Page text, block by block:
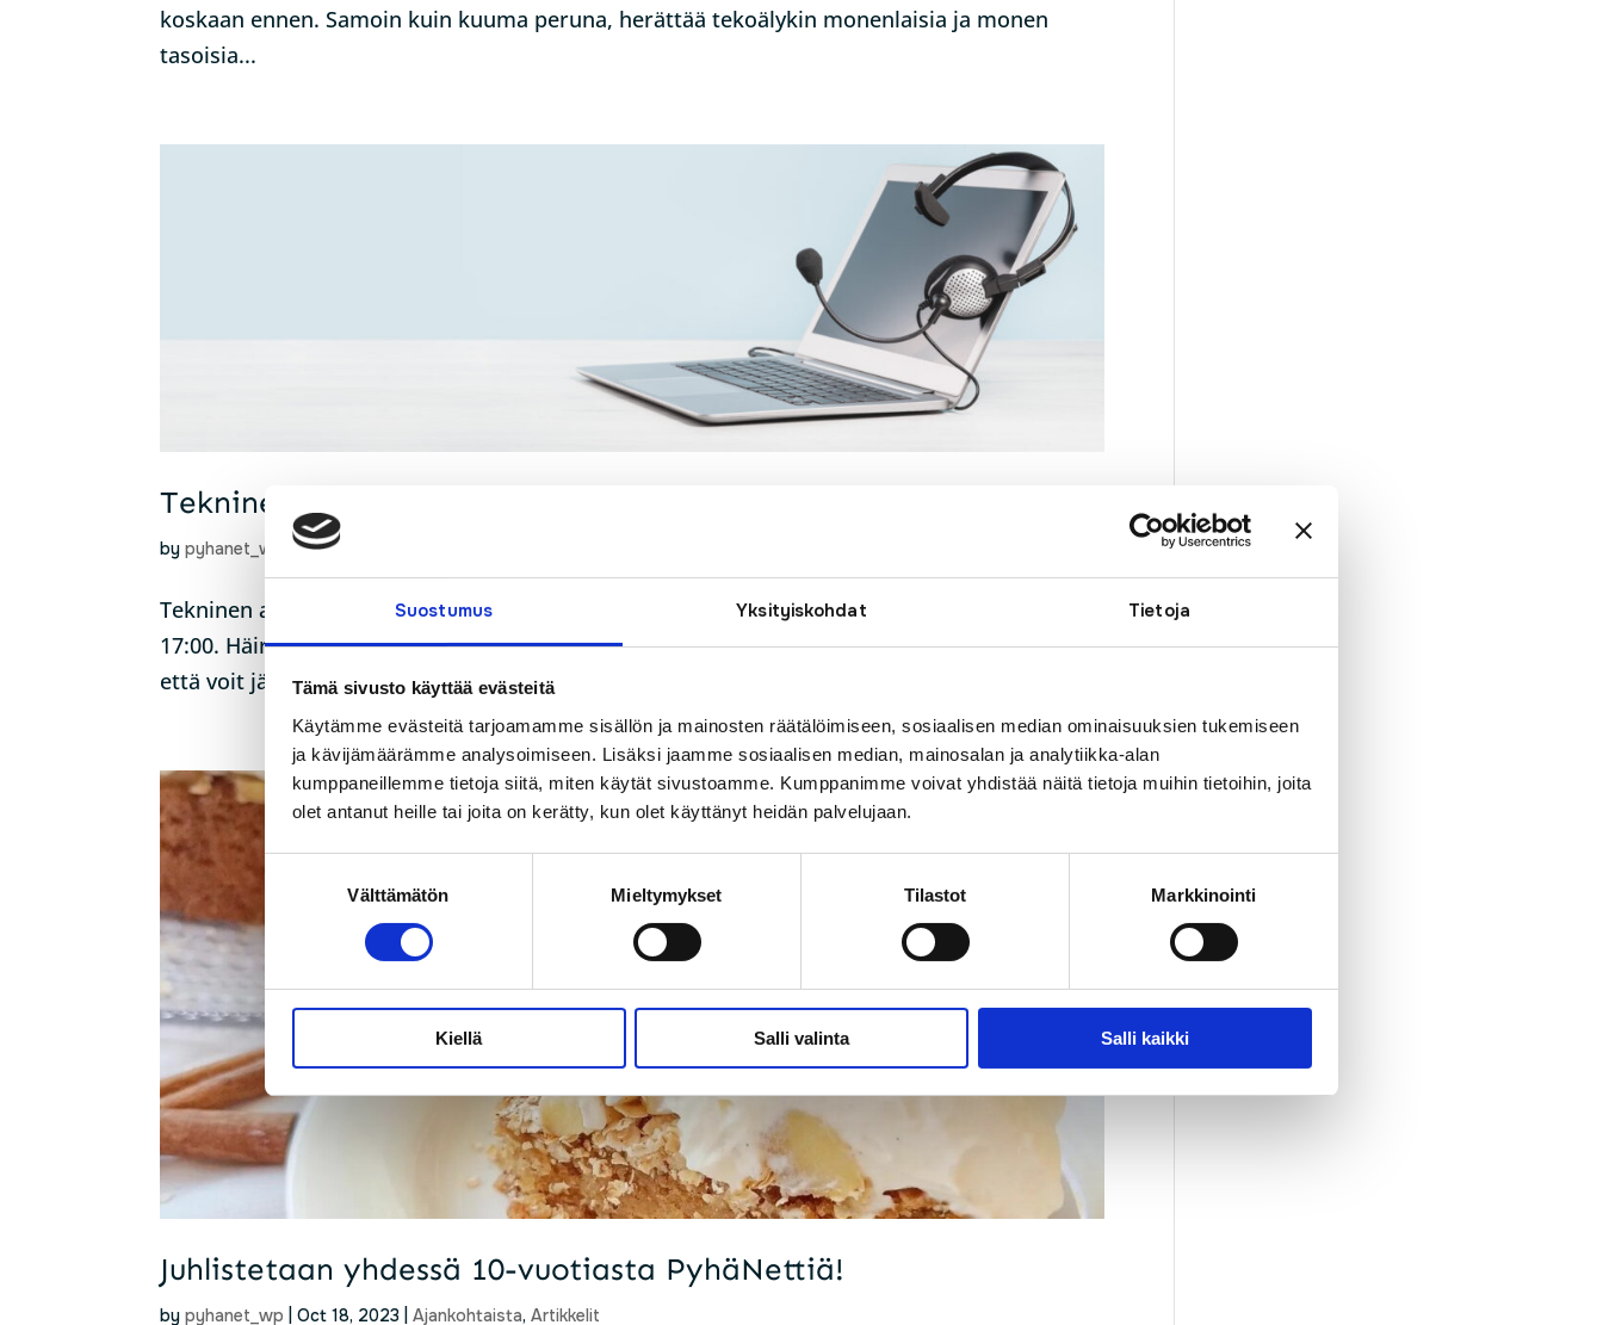
Suostumus Yksityiskohdat Tietoja
Tämä sivusto käyttää evästeitä
Käytämme evästeitä tarjoamamme sisällön ja mainosten räätälöimiseen, sosiaalisen median ominaisuuksien tukemiseen
ja kävijämäärämme analysoimiseen. Lisäksi jaamme sosiaalisen median, mainosalan ja analytiikka-alan
kumppaneillemme tietoja siitä, miten käytät sivustoamme. Kumppanimme voivat yhdistää näitä tietoja muihin tietoihin, joita
olet antanut heille tai joita on kerätty, kun olet käyttänyt heidän palvelujaan.
Suostumuksen
Välttämätön Mieltymykset Tilastot Markkinointi
Kiellä Salli valinta Salli kaikki
koskaan ennen. Samoin kuin kuuma peruna, herättää tekoälykin monenlaisia ja monen
tasoisia...
Tekninen tuki, poikkeava aukioloaika
bypyhanet_wp |Oct 25, 2023
Tekninen asiakaspalvelumme on poikkeuksellisesti suljettu perjantaina 27.10 klo 11:00 –
17:00. Häiriöilmoituksen voit tänä aikana jättää osoitteessa tuki (at) pyhanet.fi Huomaathan,
että voit jättää myös takaisinsoittopyynnön, vaikka puhelinpalvelu on...
Juhlistetaan yhdessä 10-vuotiasta PyhäNettiä!
bypyhanet_wp |Oct 18, 2023 |Ajankohtaista,Artikkelit